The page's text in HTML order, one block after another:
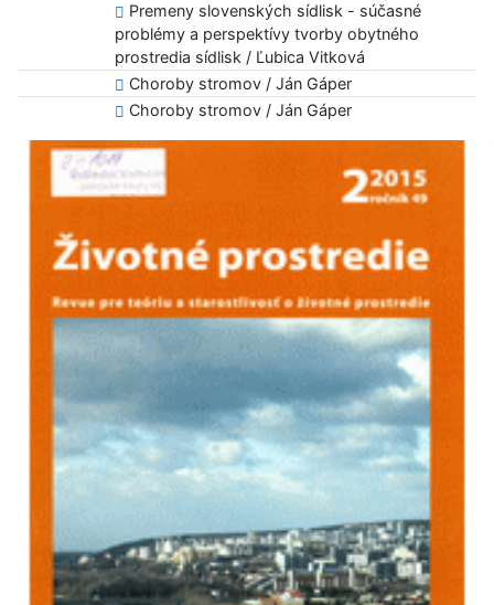
Premeny slovenských sídlisk - súčasné
problémy a perspektívy tvorby obytného
prostredia sídlisk / Ľubica Vitková
Choroby stromov / Ján Gáper
Choroby stromov / Ján Gáper